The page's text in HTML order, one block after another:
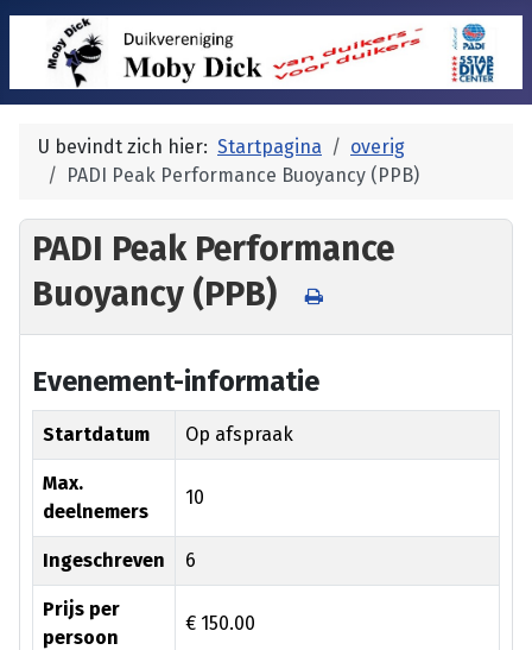
U bevindt zich hier: Startpagina
overig
PADI Peak Performance Buoyancy (PPB)
PADI Peak Performance
Buoyancy (PPB)
Evenement-informatie
Startdatum Op afspraak
Max.
deelnemers
10
Ingeschreven 6
Prijs per
persoon
€ 150.00